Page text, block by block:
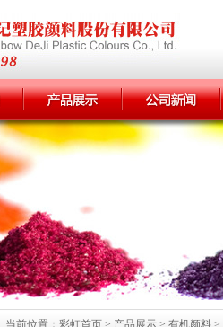
当前位置：彩虹首页 > 产品展示 > 有机颜料 >